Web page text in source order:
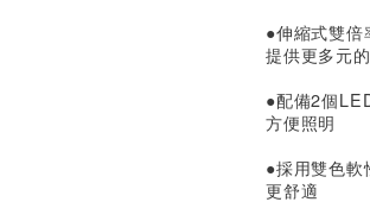
●伸縮式雙
提供更多元
●配備2個
方便照明
●採用雙色
更舒適